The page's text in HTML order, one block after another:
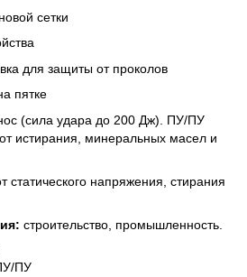
сетки
для защиты от проколов
пятке
(сила удара до 200 Дж). ПУ/ПУ
истирания, минеральных масел и
статического напряжения, стирания
строительство, промышленность.
ПУ